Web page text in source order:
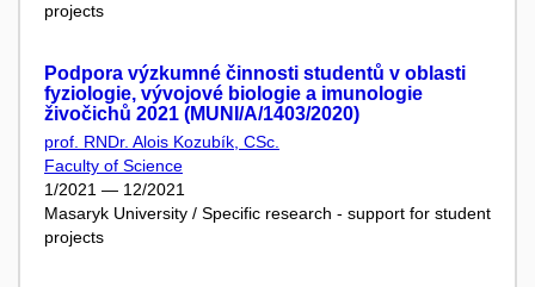
projects
Podpora výzkumné činnosti studentů v oblasti
fyziologie, vývojové biologie a imunologie
živočichů 2021 (MUNI/A/1403/2020)
prof. RNDr. Alois Kozubík, CSc.
Faculty of Science
1/2021 — 12/2021
Masaryk University / Specific research - support for student
projects